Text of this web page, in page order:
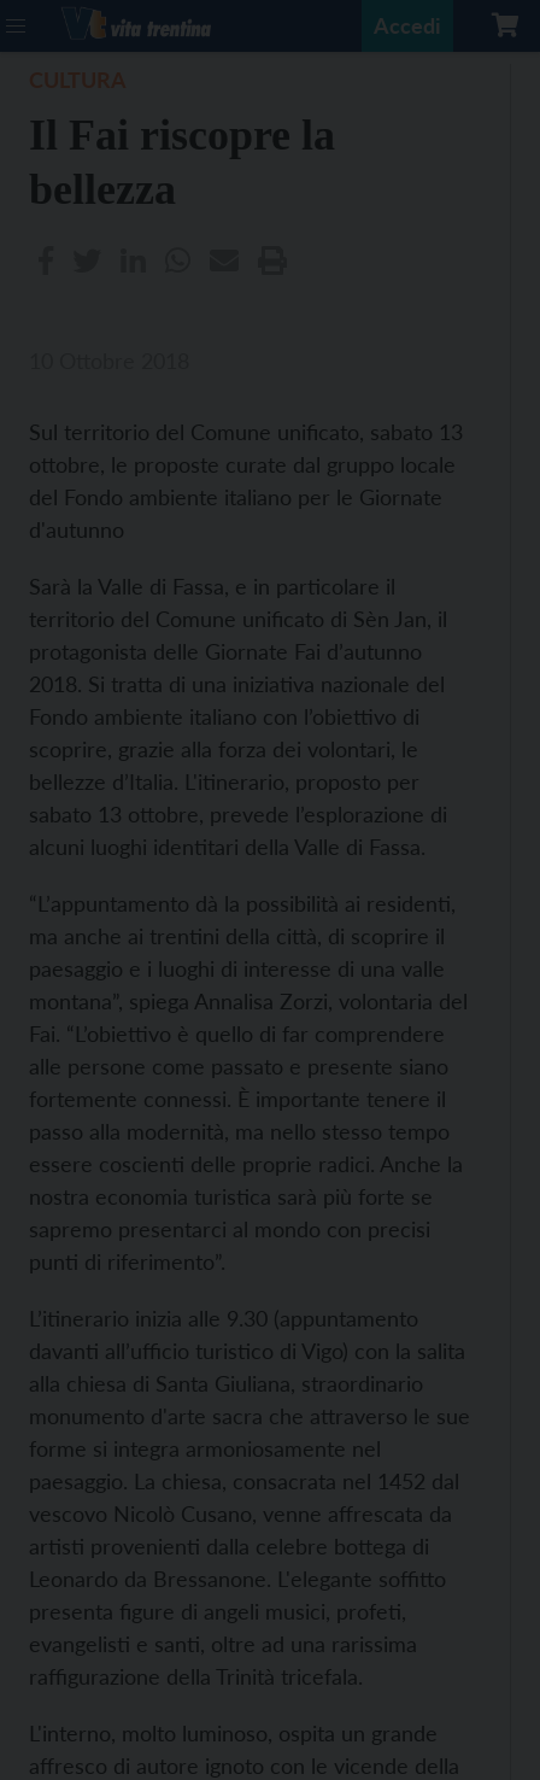
Accedi
Il Fai riscopre la
bellezza
Sul territorio del Comune unificato, sabato 13
ottobre, le proposte curate dal gruppo locale
del Fondo ambiente italiano per le Giornate
d'autunno
Sarà la Valle di Fassa, e in particolare il
territorio del Comune unificato di Sèn Jan, il
protagonista delle Giornate Fai d’autunno
2018. Si tratta di una iniziativa nazionale del
Fondo ambiente italiano con l’obiettivo di
scoprire, grazie alla forza dei volontari, le
bellezze d’Italia. L'itinerario, proposto per
sabato 13 ottobre, prevede l’esplorazione di
alcuni luoghi identitari della Valle di Fassa.
“L’appuntamento dà la possibilità ai residenti,
ma anche ai trentini della città, di scoprire il
paesaggio e i luoghi di interesse di una valle
montana”, spiega Annalisa Zorzi, volontaria del
Fai. “L’obiettivo è quello di far comprendere
alle persone come passato e presente siano
fortemente connessi. È importante tenere il
passo alla modernità, ma nello stesso tempo
essere coscienti delle proprie radici. Anche la
nostra economia turistica sarà più forte se
sapremo presentarci al mondo con precisi
punti di riferimento”.
L’itinerario inizia alle 9.30 (appuntamento
davanti all’ufficio turistico di Vigo) con la salita
alla chiesa di Santa Giuliana, straordinario
monumento d'arte sacra che attraverso le sue
forme si integra armoniosamente nel
paesaggio. La chiesa, consacrata nel 1452 dal
vescovo Nicolò Cusano, venne affrescata da
artisti provenienti dalla celebre bottega di
Leonardo da Bressanone. L'elegante soffitto
presenta figure di angeli musici, profeti,
evangelisti e santi, oltre ad una rarissima
raffigurazione della Trinità tricefala.
L'interno, molto luminoso, ospita un grande
affresco di autore ignoto con le vicende della